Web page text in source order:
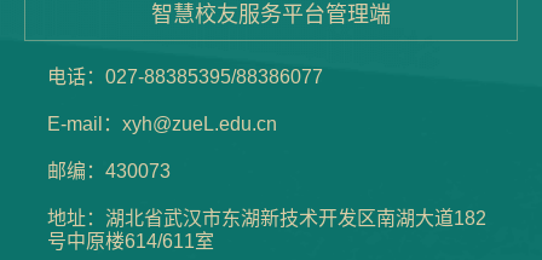
智慧校友服务平台管理端
电话：027-88385395/88386077
E-mail：xyh@zueL.edu.cn
邮编：430073
地址：湖北省武汉市东湖新技术开发区南湖大道182
号中原楼614/611室